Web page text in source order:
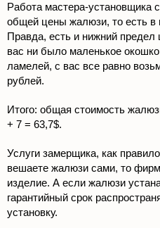
Работа мастера-установщика
общей цены жалюзи, то есть в
Правда, есть и нижний предел
вас ни было маленькое
ламелей, с вас все равно
рублей.
Итого: общая стоимость
+ 7 = 63,7$.
Услуги замерщика, как
вешаете жалюзи сами, то
изделие. А если жалюзи
гарантийный срок
установку.